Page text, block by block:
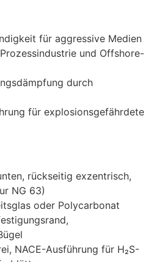
für aggressive Medien
und Offshore-
durch
für explosionsgefährdete
rückseitig exzentrisch,
NG 63)
oder Polycarbonat
NACE-Ausführung für H₂S-